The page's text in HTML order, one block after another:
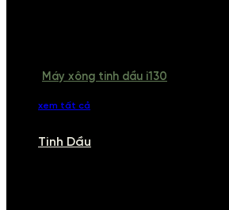
Máy xông tinh dầu i130
xem tất cả
Tinh Dầu